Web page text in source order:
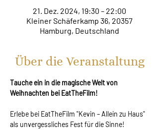
21. Dez. 2024, 19:30 – 22:00
Kleiner Schäferkamp 36, 20357
Hamburg, Deutschland
Über die Veranstaltung
Tauche ein in die magische Welt von
Weihnachten bei EatTheFilm!
Erlebe bei EatTheFilm "Kevin – Allein zu Haus"
als unvergessliches Fest für die Sinne!